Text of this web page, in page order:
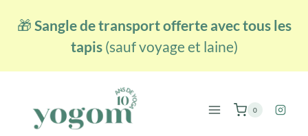
🎁 Sangle de transport offerte avec tous les
tapis (sauf voyage et laine)
0